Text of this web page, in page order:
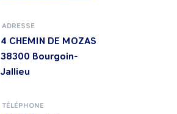
ADRESSE
4 CHEMIN DE MOZAS
38300 Bourgoin-
Jallieu
TÉLÉPHONE